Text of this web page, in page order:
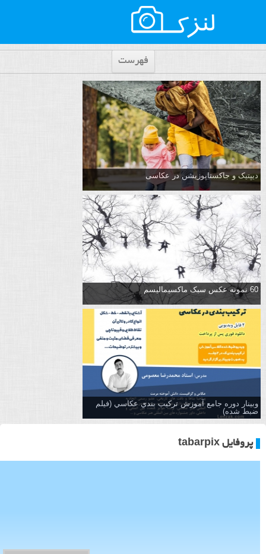
فهرست
دیپتیک و جاکستا‌پوزیشن در عکاسی
60 نمونه عکس سبک ماکسیمالیسم
وبینار دوره جامع آموزش تركيب بندي عكاسي (فیلم
ضبط شده)
پروفایل tabarpix